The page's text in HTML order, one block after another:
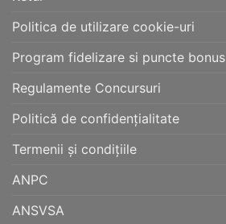
Politica de utilizare cookie-uri
Program fidelizare si puncte bonus
Regulamente Concursuri
Politică de confidențialitate
Termenii și condițiile
ANPC
ANSVSA